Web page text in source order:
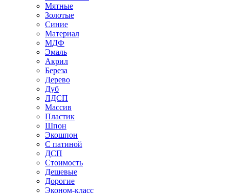
Мятные
Золотые
Синие
Материал
МДФ
Эмаль
Акрил
Береза
Дерево
Дуб
ЛДСП
Массив
Пластик
Шпон
Экошпон
С патиной
ДСП
Стоимость
Дешевые
Дорогие
Эконом-класс